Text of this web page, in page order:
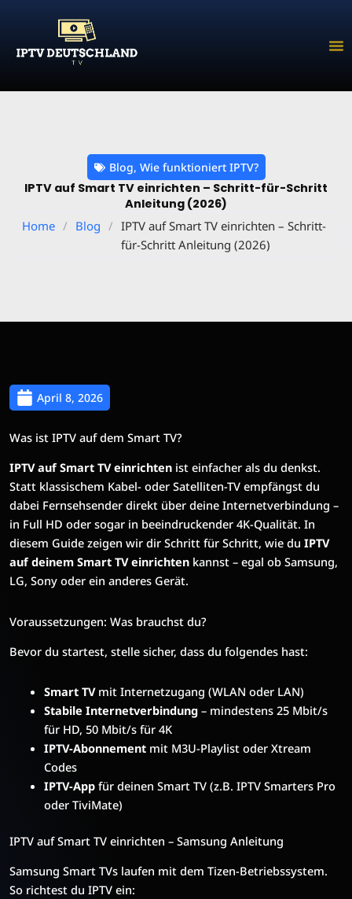
springen
Blog, Wie funktioniert IPTV?
IPTV auf Smart TV einrichten – Schritt-für-Schritt
Anleitung (2026)
Home / Blog / IPTV auf Smart TV einrichten – Schritt-
für-Schritt Anleitung (2026)
April 8, 2026
Was ist IPTV auf dem Smart TV?
IPTV auf Smart TV einrichten ist einfacher als du denkst.
Statt klassischem Kabel- oder Satelliten-TV empfängst du
dabei Fernsehsender direkt über deine Internetverbindung –
in Full HD oder sogar in beeindruckender 4K-Qualität. In
diesem Guide zeigen wir dir Schritt für Schritt, wie du IPTV
auf deinem Smart TV einrichten kannst – egal ob Samsung,
LG, Sony oder ein anderes Gerät.
Voraussetzungen: Was brauchst du?
Bevor du startest, stelle sicher, dass du folgendes hast:
Smart TVmit Internetzugang (WLAN oder LAN)
Stabile Internetverbindung– mindestens 25 Mbit/s
für HD, 50 Mbit/s für 4K
IPTV-Abonnementmit M3U-Playlist oder Xtream
Codes
IPTV-Appfür deinen Smart TV (z.B. IPTV Smarters Pro
oder TiviMate)
IPTV auf Smart TV einrichten – Samsung Anleitung
Samsung Smart TVs laufen mit dem Tizen-Betriebssystem.
So richtest du IPTV ein: